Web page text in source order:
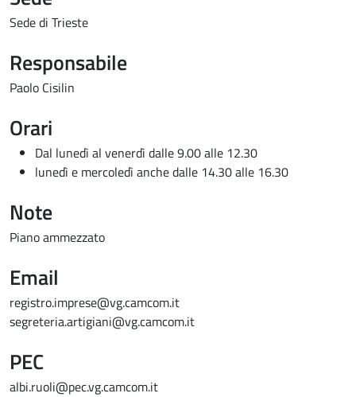
Sede di Trieste
Responsabile
Paolo Cisilin
Orari
Dal lunedì al venerdì dalle 9.00 alle 12.30
lunedì e mercoledì anche dalle 14.30 alle 16.30
Note
Piano ammezzato
Email
registro.imprese@vg.camcom.it
segreteria.artigiani@vg.camcom.it
PEC
albi.ruoli@pec.vg.camcom.it